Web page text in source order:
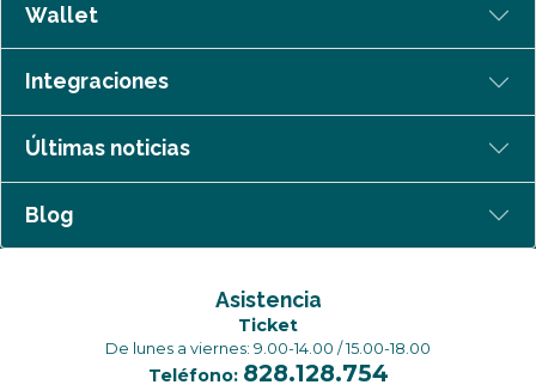
Wallet
Integraciones
Últimas noticias
Blog
Asistencia
Ticket
De lunes a viernes: 9.00-14.00 / 15.00-18.00
Teléfono: 828.128.754